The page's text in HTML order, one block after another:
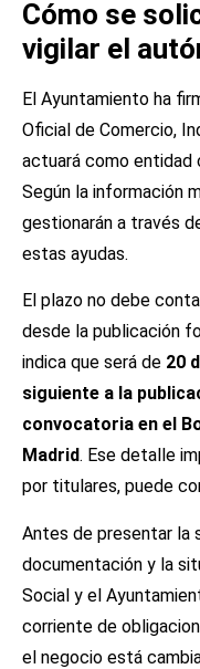
Cómo se
vigilar el
El Ayuntamiento ha
Oficial de Comercio,
actuará como entidad
Según la información
gestionarán a través
estas ayudas.
El plazo no debe
desde la publicación
indica que será de 20
siguiente a la
convocatoria en el
Madrid. Ese detalle
por titulares, puede
Antes de presentar la
documentación y la
Social y el
corriente de
el negocio está